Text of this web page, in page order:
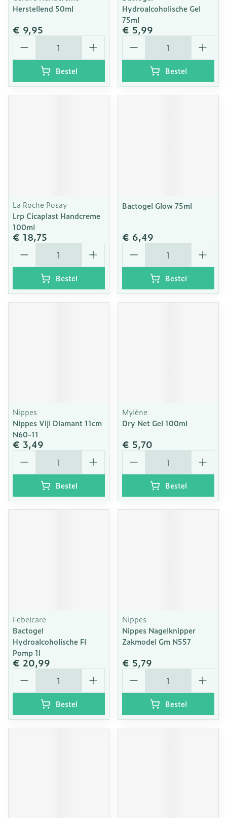
Herstellend 50ml
€ 9,95
Aantal
Bestel
Hydroalcoholische Gel
75ml
€ 5,99
Aantal
Bestel
La Roche Posay
Lrp Cicaplast Handcreme
100ml
€ 18,75
Aantal
Bestel
Bactogel Glow 75ml
€ 6,49
Aantal
Bestel
Nippes
Nippes Vijl Diamant 11cm
N60-11
€ 3,49
Aantal
Bestel
Mylène
Dry Net Gel 100ml
€ 5,70
Aantal
Bestel
Febelcare
Bactogel
Hydroalcoholische Fl
Pomp 1l
€ 20,99
Aantal
Bestel
Nippes
Nippes Nagelknipper
Zakmodel Gm N557
€ 5,79
Aantal
Bestel